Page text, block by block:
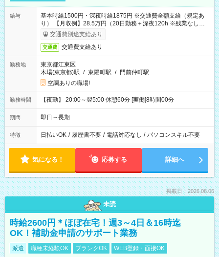
給与
基本時給1500円・深夜時給1875円 ※交通費全額支給（規定あ
り） 【月収例】28.5万円（20日勤務＋深夜120h ※残業なしの場
合）交通費別途支給あり
交通費 交通費支給あり
勤務地
東京都江東区
木場(東京都)駅 / 東陽町駅 / 門前仲町駅
空調ありの職場!
勤務時間 【夜勤】 20:00～翌5:00 休憩60分 [実働]8時間00分
期間 即日～長期
特徴 日払いOK / 履歴書不要 / 電話対応なし / パソコンスキル不要
気になる！ 応募する 詳細へ
掲載日：2026.08.06
未読
時給2600円＊ほぼ在宅！週3～4日＆16時迄
OK！補助金申請のサポート業務
派遣 職種未経験OK ブランクOK WEB登録・面接OK